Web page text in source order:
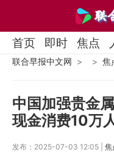
首页 即时 焦点
联合早报中文网 焦
中国加强贵金
现金消费10万
发布：2025-07-03 12:05 | 焦